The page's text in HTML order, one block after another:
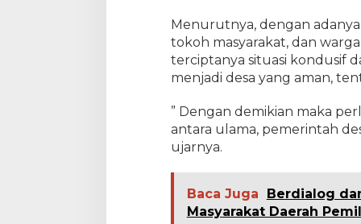
a
1
4
4
H
Menurutnya, dengan
tokoh masyarakat, dan
terciptanya situasi kondusif
menjadi desa yang aman,
” Dengan demikian maka
antara ulama, pemerintah
ujarnya.
Baca Juga
Berdialog
Masyarakat Daerah